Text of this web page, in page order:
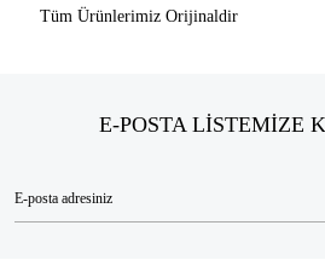
Tüm Ürünlerimiz Orijinaldir
E-POSTA LİSTEMİZE